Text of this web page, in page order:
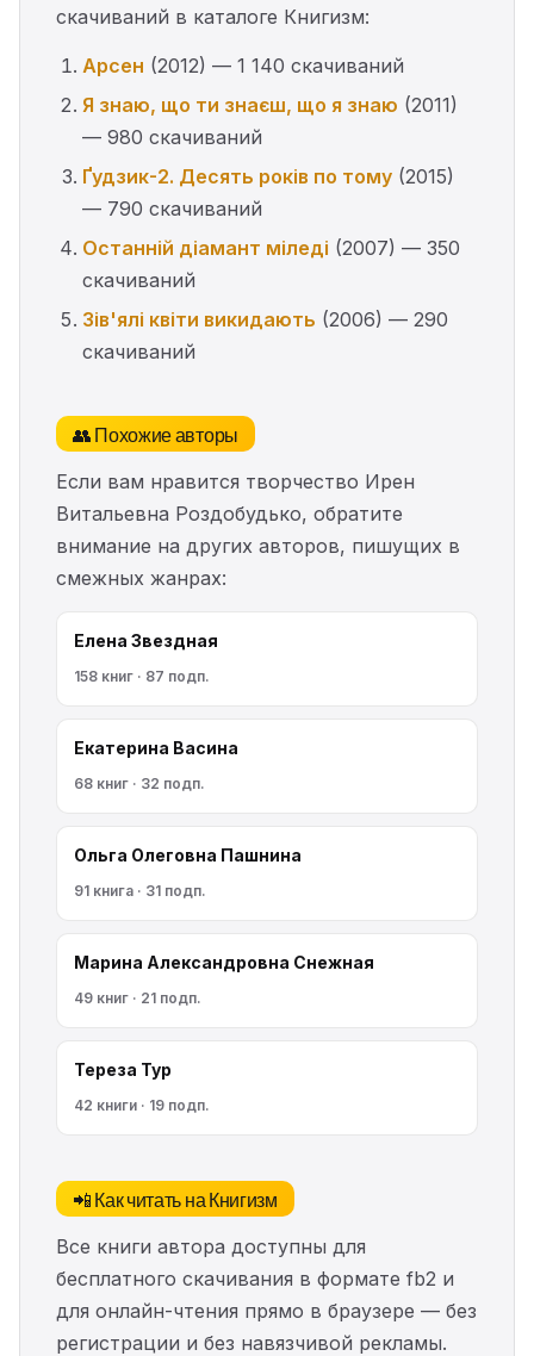
скачиваний в каталоге Книгизм:
Арсен (2012) — 1 140 скачиваний
Я знаю, що ти знаєш, що я знаю (2011)
— 980 скачиваний
Ґудзик-2. Десять років по тому (2015)
— 790 скачиваний
Останній діамант міледі (2007) — 350
скачиваний
Зів'ялі квіти викидають (2006) — 290
скачиваний
👥 Похожие авторы
Если вам нравится творчество Ирен
Витальевна Роздобудько, обратите
внимание на других авторов, пишущих в
смежных жанрах:
Елена Звездная
158 книг · 87 подп.
Екатерина Васина
68 книг · 32 подп.
Ольга Олеговна Пашнина
91 книга · 31 подп.
Марина Александровна Снежная
49 книг · 21 подп.
Тереза Тур
42 книги · 19 подп.
📲 Как читать на Книгизм
Все книги автора доступны для
бесплатного скачивания в формате fb2 и
для онлайн-чтения прямо в браузере — без
регистрации и без навязчивой рекламы.